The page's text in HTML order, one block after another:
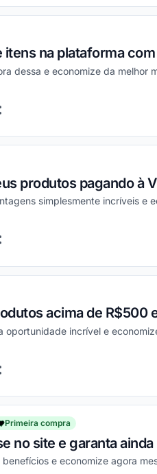
itens na plataforma
dessa e economize da melhor
não funcionou
produtos pagando à
simplesmente incríveis e
não funcionou
acima de R$500
oportunidade incrível e
não funcionou
Primeira compra
no site e garanta
e economize agora